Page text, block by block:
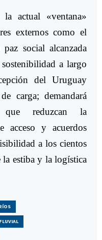
actual «ventana»
externos como el
social alcanzada
a largo
del Uruguay
carga; demandará
que reduzcan la
acceso y acuerdos
a los cientos
la estiba y la logística